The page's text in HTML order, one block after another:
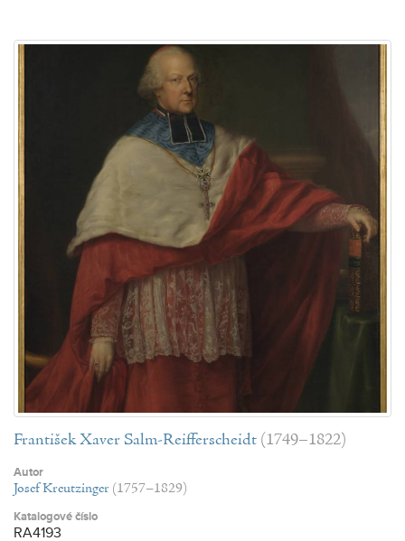
František Xaver Salm-Reifferscheidt (1749–1822)
Autor
Josef Kreutzinger (1757–1829)
Katalogové číslo
RA4193